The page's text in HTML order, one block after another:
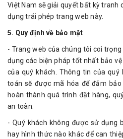
Việt Nam sẽ giải quyết bất kỳ tranh
dụng trái phép trang web này.
5. Quy định về bảo mật
- Trang web của chúng tôi coi
dụng các biện pháp tốt nhất bảo
của quý khách. Thông tin của
toán sẽ được mã hóa để đảm
hoàn thành quá trình đặt hàng,
an toàn.
- Quý khách không được sử dụng
hay hình thức nào khác để can